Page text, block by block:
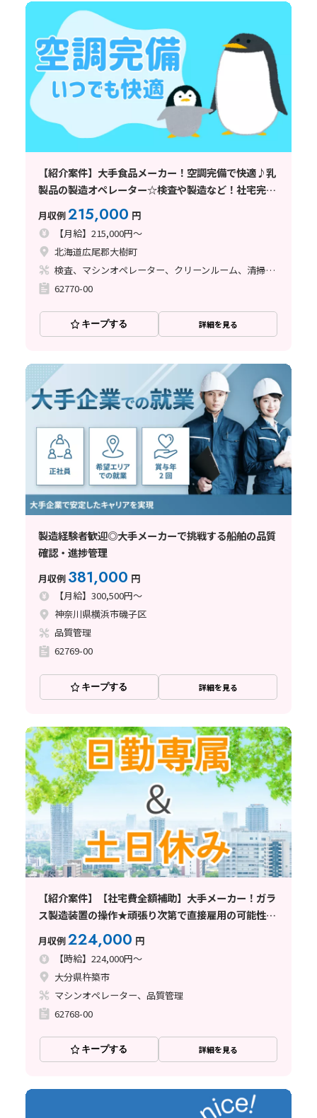
【紹介案件】大手食品メーカー！空調完備で快適♪乳
製品の製造オペレーター☆検査や製造など！社宅完備
月収例215,000 円
【月給】215,000円～
北海道広尾郡大樹町
検査、マシンオペレーター、クリーンルーム、清掃・洗浄
62770-00
キープする 詳細を見る
製造経験者歓迎◎大手メーカーで挑戦する船舶の品質
確認・進捗管理
月収例 381,000 円
【月給】300,500円～
神奈川県横浜市磯子区
品質管理
62769-00
キープする 詳細を見る
【紹介案件】【社宅費全額補助】大手メーカー！ガラ
ス製造装置の操作★頑張り次第で直接雇用の可能性も
月収例224,000 円
【時給】224,000円～
大分県杵築市
マシンオペレーター、品質管理
62768-00
キープする 詳細を見る